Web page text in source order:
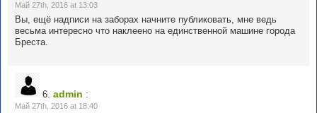
Май 27th, 2016 at 13:03
Вы, ещё надписи на заборах начните публиковать, мне ведь
весьма интересно что наклеено на единственной машине города
Бреста.
6. admin :
Май 27th, 2016 at 18:40